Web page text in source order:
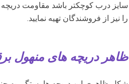
سایز درب کوچکتر باشد مقاومت دریچه
را نیز از فروشندگان تهیه نمایید.
ظاهر دریچه های منهول